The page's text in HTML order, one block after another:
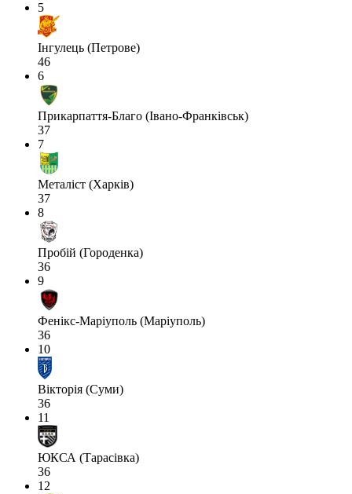
5
Інгулець (Петрове)
46
6
Прикарпаття-Благо (Івано-Франківськ)
37
7
Металіст (Харків)
37
8
Пробій (Городенка)
36
9
Фенікс-Маріуполь (Маріуполь)
36
10
Вікторія (Суми)
36
11
ЮКСА (Тарасівка)
36
12